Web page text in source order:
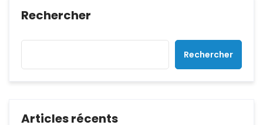
Rechercher
Rechercher
Articles récents